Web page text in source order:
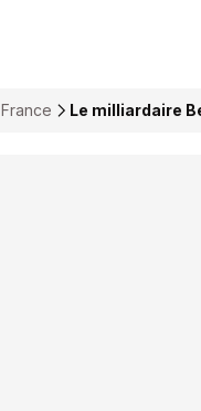
France Le milliardaire